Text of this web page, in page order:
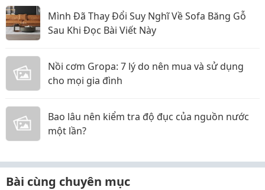
Mình Đã Thay Đổi Suy Nghĩ Về Sofa Băng Gỗ
Sau Khi Đọc Bài Viết Này
Nồi cơm Gropa: 7 lý do nên mua và sử dụng
cho mọi gia đình
Bao lâu nên kiểm tra độ đục của nguồn nước
một lần?
Bài cùng chuyên mục